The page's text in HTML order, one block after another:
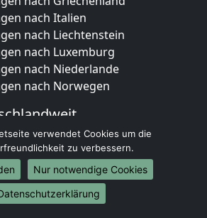
nach Italien
nach Liechtenstein
nach Luxemburg
nach Niederlande
nach Norwegen
nach Berlin
nach Hamburg
nach München
nach Köln
nach Frankfurt am Main
verwendet Cookies um die
zu verbessern.
Nur notwendige Cookies